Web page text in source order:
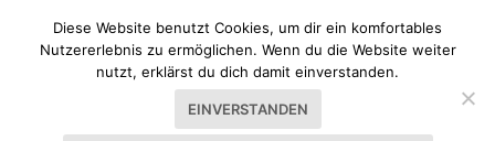
Diese Website benutzt Cookies, um dir ein komfortables
Nutzererlebnis zu ermöglichen. Wenn du die Website weiter
nutzt, erklärst du dich damit einverstanden.
EINVERSTANDEN